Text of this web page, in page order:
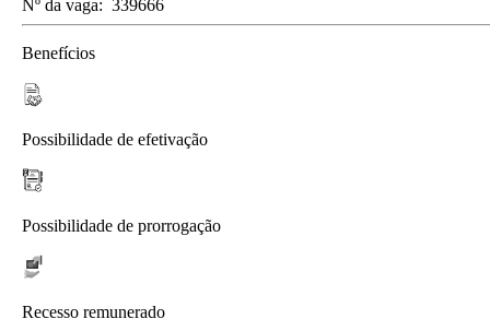
Nº da vaga: 339666
Benefícios
Possibilidade de efetivação
Possibilidade de prorrogação
Recesso remunerado